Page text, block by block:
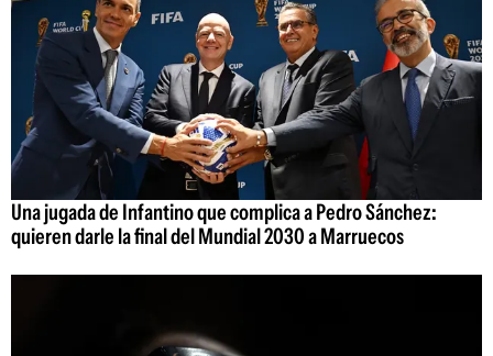
Una jugada de Infantino que complica a Pedro Sánchez:
quieren darle la final del Mundial 2030 a Marruecos